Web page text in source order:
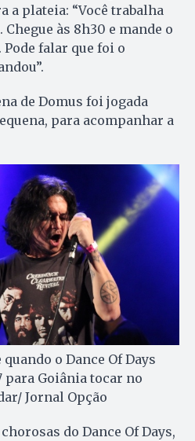
a plateia: “Você trabalha
às 8h30 e mande o
falar que foi o
de Domus foi jogada
para acompanhar a
o Dance Of Days
para Goiânia tocar no
Jornal Opção
do Dance Of Days,